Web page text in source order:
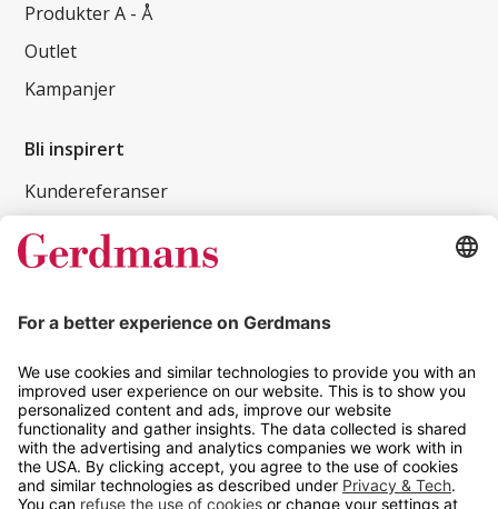
Produkter A - Å
Outlet
Kampanjer
Bli inspirert
Kundereferanser
Magasin
Tips og guider
Kontakt
info@gerdmans.no
67 80 56 20
Åpningstid